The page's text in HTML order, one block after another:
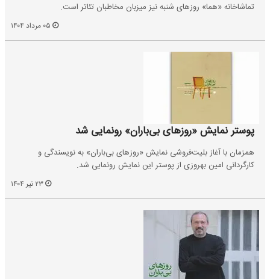
تماشاخانه «هما» روزهای شنبه نیز میزبان مخاطبان تئاتر است.
پوستر نمایش «روزهای بی‌باران» رونمایی شد
همزمان با آغاز بلیت‌فروشی نمایش «روزهای بی‌باران» به نویسندگی و
کارگردانی امین بهروزی از پوستر این نمایش رونمایی شد.